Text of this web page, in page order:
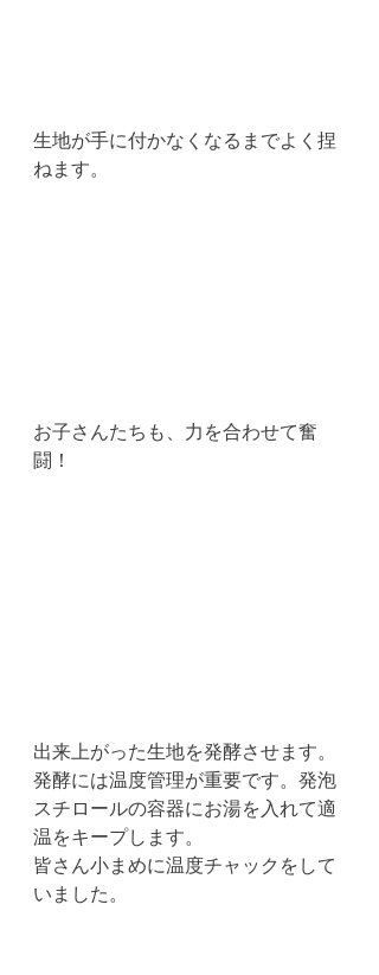
生地が手に付かなくなるまでよく捏
ねます。
お子さんたちも、力を合わせて奮
闘！
出来上がった生地を発酵させます。
発酵には温度管理が重要です。発泡
スチロールの容器にお湯を入れて適
温をキープします。
皆さん小まめに温度チャックをして
いました。